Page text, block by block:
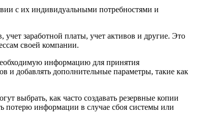
с их индивидуальными потребностями и
заработной платы, учет активов и другие. Это
своей компании.
информацию для принятия
и добавлять дополнительные параметры, такие как
выбрать, как часто создавать резервные копии
потерю информации в случае сбоя системы или